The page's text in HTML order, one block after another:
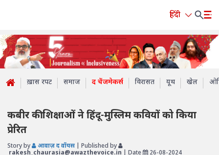
हिंदी
ख़ास रपट समाज द चेंजमेकर्स विरासत यूथ खेल
कबीर की शिक्षाओं ने हिंदू-मुस्लिम कवियों को किया
प्रेरित
Story by आवाज़ द वॉयस
| Published by
rakesh_chaurasia@awazthevoice.in
| Date 26-08-2024